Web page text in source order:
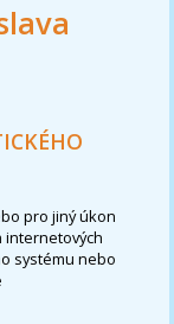
pro jiný úkon
internetových
systému nebo